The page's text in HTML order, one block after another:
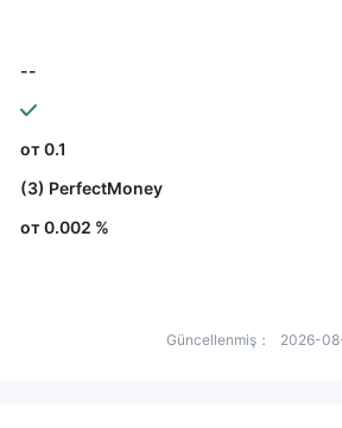
--
от 0.1
(3) PerfectMoney
от 0.002 %
Güncellenmiş： 2026-